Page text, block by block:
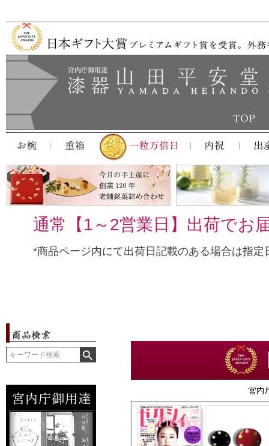
通常【1～2営業日】出荷でお
*商品ページ内にて出荷日記載のある場合は指定